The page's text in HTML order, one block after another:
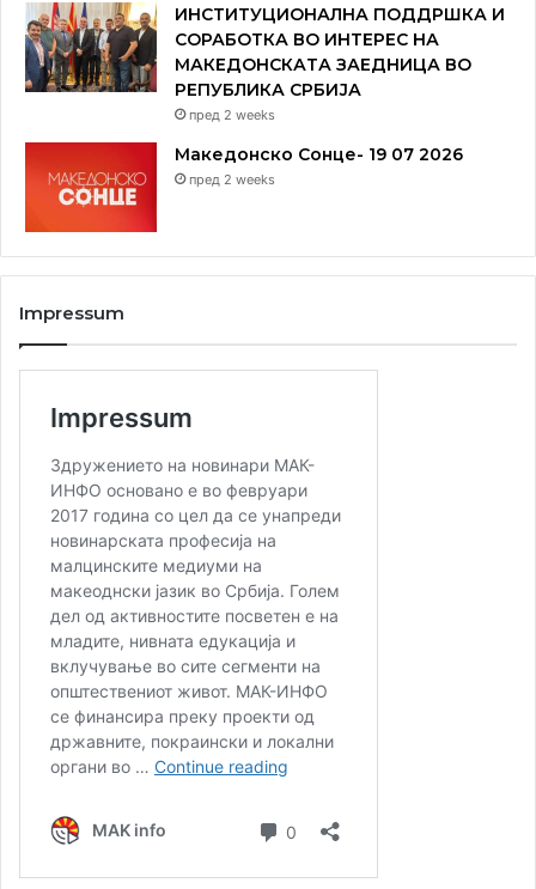
ИНСТИТУЦИОНАЛНА ПОДДРШКА И
СОРАБОТКА ВО ИНТЕРЕС НА
МАКЕДОНСКАТА ЗАЕДНИЦА ВО
РЕПУБЛИКА СРБИЈА
пред 2 weeks
Македонско Сонце- 19 07 2026
пред 2 weeks
Impressum